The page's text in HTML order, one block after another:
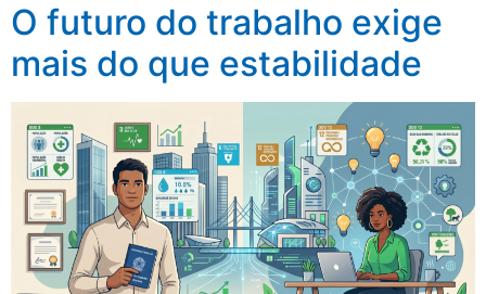
O futuro do trabalho exige
mais do que estabilidade